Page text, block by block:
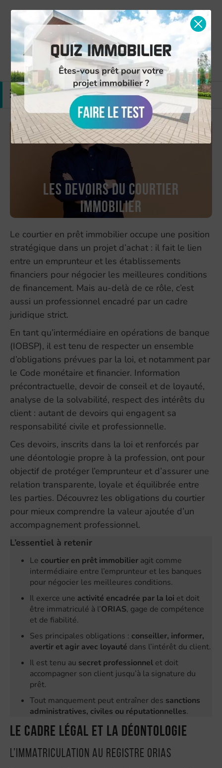
Simulation gratuite Nous contacter
MENU
Les devoirs du courtier
immobilier
Le courtier en prêt immobilier occupe une position
stratégique dans un projet d’achat : il fait le lien
entre un emprunteur et les établissements
financiers pour négocier les meilleures conditions
de financement. Mais au-delà de ce rôle, c’est
aussi un professionnel encadré par un cadre
juridique strict.
En tant qu’intermédiaire en opérations de banque
(IOBSP), il est tenu de respecter un ensemble
d’obligations prévues par la loi, et notamment par
le Code monétaire et financier. Information
précontractuelle, devoir de conseil et de loyauté,
analyse de la solvabilité, respect des intérêts du
client : autant de devoirs qui engagent sa
responsabilité civile et professionnelle.
Ces devoirs, inscrits dans la loi et renforcés par
une déontologie propre à la profession, ont pour
objectif de protéger l’emprunteur et d’assurer une
relation transparente, loyale et équilibrée entre
les parties. Découvrez les obligations du courtier
pour mieux comprendre la valeur ajoutée d’un
accompagnement professionnel.
L’essentiel à retenir
Le courtier en prêt immobilier agit comme
intermédiaire entre l’emprunteur et les banques
pour négocier les meilleures conditions.
Il exerce une activité encadrée par la loi et doit
être immatriculé à l’ORIAS, gage de compétence
et de fiabilité.
Ses principales obligations : conseiller, informer,
avertir et agir avec loyauté dans l’intérêt du client.
Il est tenu au secret professionnel et doit
accompagner son client jusqu’à la signature du
prêt.
Tout manquement peut entraîner des sanctions
administratives, civiles ou réputationnelles.
Le cadre légal et la déontologie
L’immatriculation au registre ORIAS